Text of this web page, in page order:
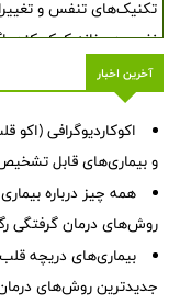
تکنیک‌های تنفس و
نفس در خانه کمک کند.
تجربه کردید، ممکن است
آخرین اخبار
اکوکاردیوگرافی (اکو
و بیماری‌های قابل
همه چیز درباره
روش‌های درمان گرفتگی
بیماری‌های دریچه
جدیدترین روش‌های